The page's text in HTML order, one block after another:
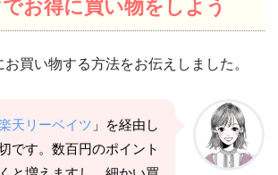
でお得に買い物をしよう
買い物する方法をお伝えしました。
天リーベイツ 」を経由し
です。数百円のポイント